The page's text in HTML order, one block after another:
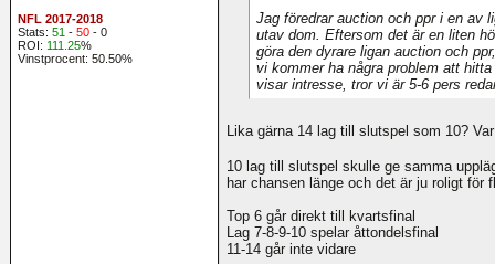
NFL 2017-2018
Stats: 51 - 50 - 0
ROI: 111.25%
Vinstprocent: 50.50%
Jag föredrar auction och ppr i en av
utav dom. Eftersom det är en liten
göra den dyrare ligan auction och
vi kommer ha några problem att
visar intresse, tror vi är 5-6 pers
Lika gärna 14 lag till slutspel som 10?
10 lag till slutspel skulle ge samma
har chansen länge och det är ju roligt för
Top 6 går direkt till kvartsfinal
Lag 7-8-9-10 spelar åttondelsfinal
11-14 går inte vidare